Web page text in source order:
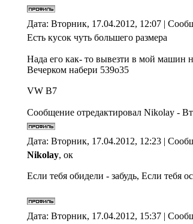
Дата: Вторник, 17.04.2012, 12:07 |
Есть кусок чуть большего размера
Нада его как- то вывезти в мой машин
Вечерком набери 539о35
VW B7
Сообщение отредактировал Nikolay -
Дата: Вторник, 17.04.2012, 12:23 |
Nikolay, ок
Если тебя обидели - забудь, Если
Дата: Вторник, 17.04.2012, 15:37 |